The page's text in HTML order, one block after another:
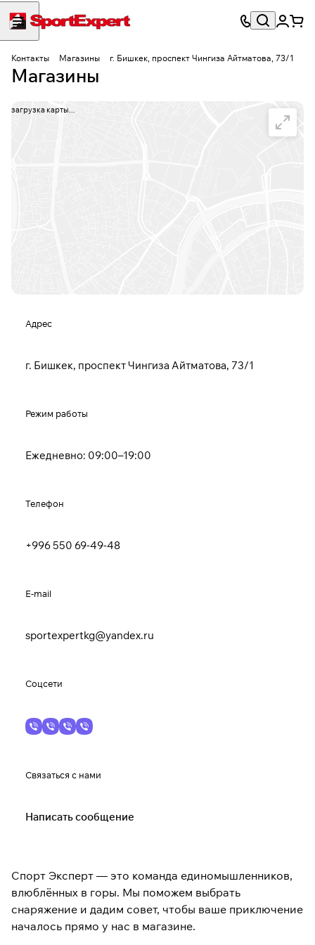
Контакты Магазины г. Бишкек, проспект Чингиза Айтматова, 73/1
Магазины
загрузка карты...
Адрес
г. Бишкек, проспект Чингиза Айтматова, 73/1
Режим работы
Ежедневно: 09:00–19:00
Телефон
+996 550 69-49-48
E-mail
sportexpertkg@yandex.ru
Соцсети
Связаться с нами
Написать сообщение
Спорт Эксперт — это команда единомышленников,
влюблённых в горы. Мы поможем выбрать
снаряжение и дадим совет, чтобы ваше приключение
началось прямо у нас в магазине.